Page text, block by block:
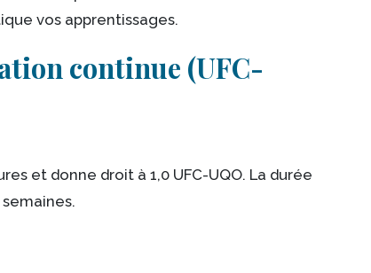
vos apprentissages.
continue (UFC-
et donne droit à 1,0 UFC-UQO. La durée